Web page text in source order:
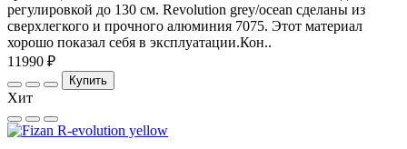
регулировкой до 130 см. Revolution grey/ocean сделаны из
сверхлегкого и прочного алюминия 7075. Этот материал
хорошо показал себя в эксплуатации.Кон..
11990 ₽
Купить
Хит